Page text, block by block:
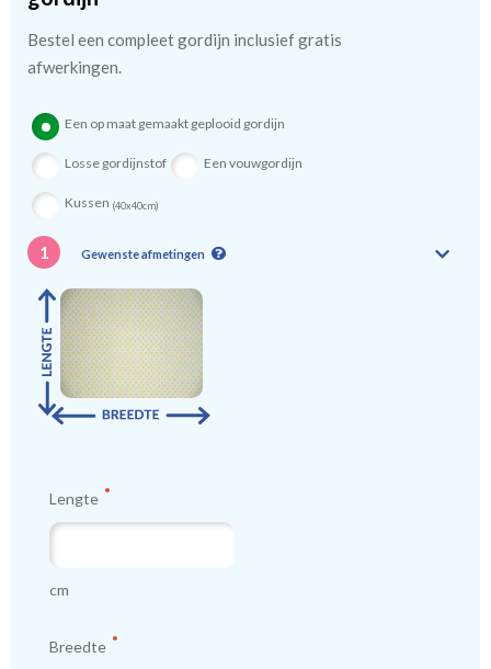
Bestel een compleet gordijn inclusief gratis
afwerkingen.
Een op maat gemaakt geplooid gordijn
Losse gordijnstof Een vouwgordijn
Kussen (40x40cm)
1 Gewenste afmetingen
Lengte
cm
Breedte